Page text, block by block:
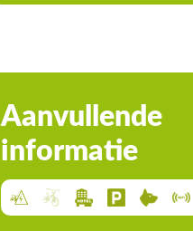
Aanvullende
informatie